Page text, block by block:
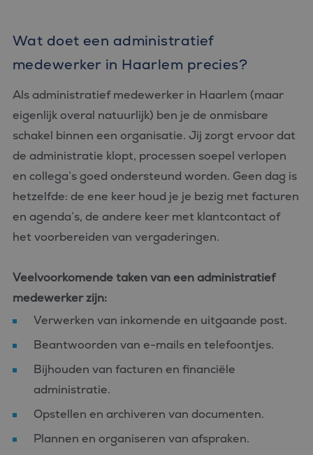
Wat doet een administratief
medewerker in Haarlem precies?
Als administratief medewerker in Haarlem (maar
eigenlijk overal natuurlijk) ben je de onmisbare
schakel binnen een organisatie. Jij zorgt ervoor dat
de administratie klopt, processen soepel verlopen
en collega’s goed ondersteund worden. Geen dag is
hetzelfde: de ene keer houd je je bezig met facturen
en agenda’s, de andere keer met klantcontact of
het voorbereiden van vergaderingen.
Veelvoorkomende taken van een administratief
medewerker zijn:
Verwerken van inkomende en uitgaande post.
Beantwoorden van e-mails en telefoontjes.
Bijhouden van facturen en financiële
administratie.
Opstellen en archiveren van documenten.
Plannen en organiseren van afspraken.